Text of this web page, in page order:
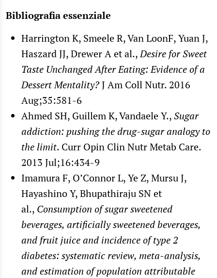
Bibliografia essenziale
Harrington K, Smeele R, Van LoonF, Yuan J,
Haszard JJ, Drewer A et al.,Desire for Sweet
Taste Unchanged After Eating: Evidence of a
Dessert Mentality?J Am Coll Nutr. 2016
Aug;35:581-6
Ahmed SH, Guillem K, Vandaele Y.,Sugar
addiction: pushing the drug-sugar analogy to
the limit. Curr Opin Clin Nutr Metab Care.
2013 Jul;16:434-9
Imamura F, O’Connor L, Ye Z, Mursu J,
Hayashino Y, Bhupathiraju SN et
al., Consumption of sugar sweetened
beverages, artificially sweetened beverages,
and fruit juice and incidence of type 2
diabetes: systematic review, meta-analysis,
and estimation of population attributable